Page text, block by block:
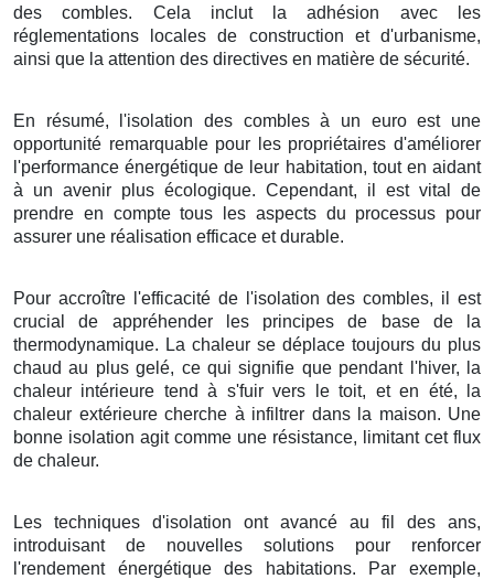
des combles. Cela inclut la adhésion avec les
réglementations locales de construction et d'urbanisme,
ainsi que la attention des directives en matière de sécurité.
En résumé, l'isolation des combles à un euro est une
opportunité remarquable pour les propriétaires d'améliorer
l'performance énergétique de leur habitation, tout en aidant
à un avenir plus écologique. Cependant, il est vital de
prendre en compte tous les aspects du processus pour
assurer une réalisation efficace et durable.
Pour accroître l'efficacité de l'isolation des combles, il est
crucial de appréhender les principes de base de la
thermodynamique. La chaleur se déplace toujours du plus
chaud au plus gelé, ce qui signifie que pendant l'hiver, la
chaleur intérieure tend à s'fuir vers le toit, et en été, la
chaleur extérieure cherche à infiltrer dans la maison. Une
bonne isolation agit comme une résistance, limitant cet flux
de chaleur.
Les techniques d'isolation ont avancé au fil des ans,
introduisant de nouvelles solutions pour renforcer
l'rendement énergétique des habitations. Par exemple,